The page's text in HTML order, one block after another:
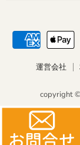
運営会社
copyright